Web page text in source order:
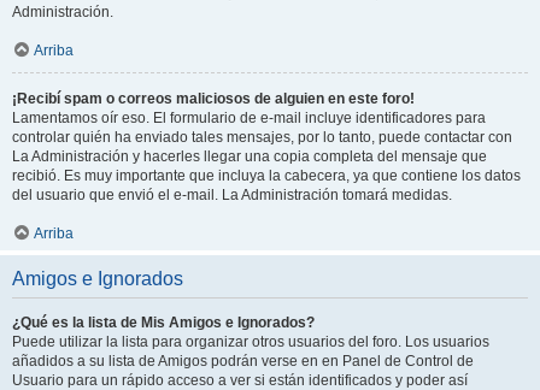
Administración.
Arriba
¡Recibí spam o correos maliciosos de alguien en este foro!
Lamentamos oír eso. El formulario de e-mail incluye identificadores para
controlar quién ha enviado tales mensajes, por lo tanto, puede contactar con
La Administración y hacerles llegar una copia completa del mensaje que
recibió. Es muy importante que incluya la cabecera, ya que contiene los datos
del usuario que envió el e-mail. La Administración tomará medidas.
Arriba
Amigos e Ignorados
¿Qué es la lista de Mis Amigos e Ignorados?
Puede utilizar la lista para organizar otros usuarios del foro. Los usuarios
añadidos a su lista de Amigos podrán verse en en Panel de Control de
Usuario para un rápido acceso a ver si están identificados y poder así